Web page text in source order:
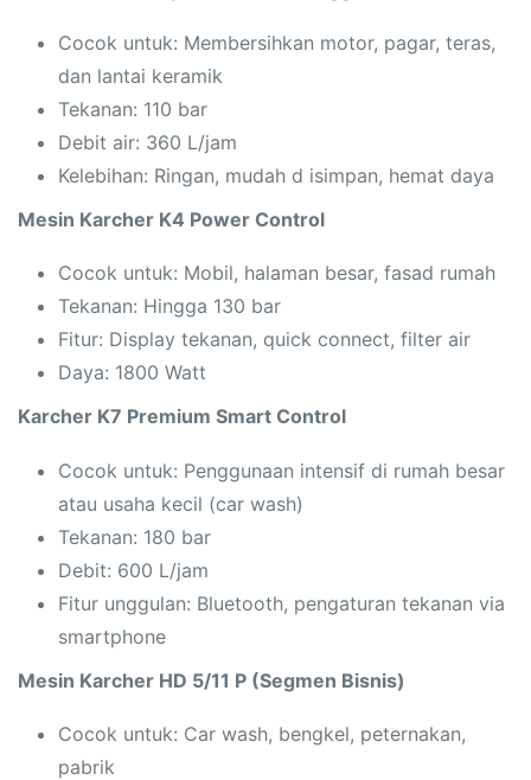
Cocok untuk: Membersihkan motor, pagar, teras,
dan lantai keramik
Tekanan: 110 bar
Debit air: 360 L/jam
Kelebihan: Ringan, mudah d isimpan, hemat daya
Mesin Karcher K4 Power Control
Cocok untuk: Mobil, halaman besar, fasad rumah
Tekanan: Hingga 130 bar
Fitur: Display tekanan, quick connect, filter air
Daya: 1800 Watt
Karcher K7 Premium Smart Control
Cocok untuk: Penggunaan intensif di rumah besar
atau usaha kecil (car wash)
Tekanan: 180 bar
Debit: 600 L/jam
Fitur unggulan: Bluetooth, pengaturan tekanan via
smartphone
Mesin Karcher HD 5/11 P (Segmen Bisnis)
Cocok untuk: Car wash, bengkel, peternakan,
pabrik